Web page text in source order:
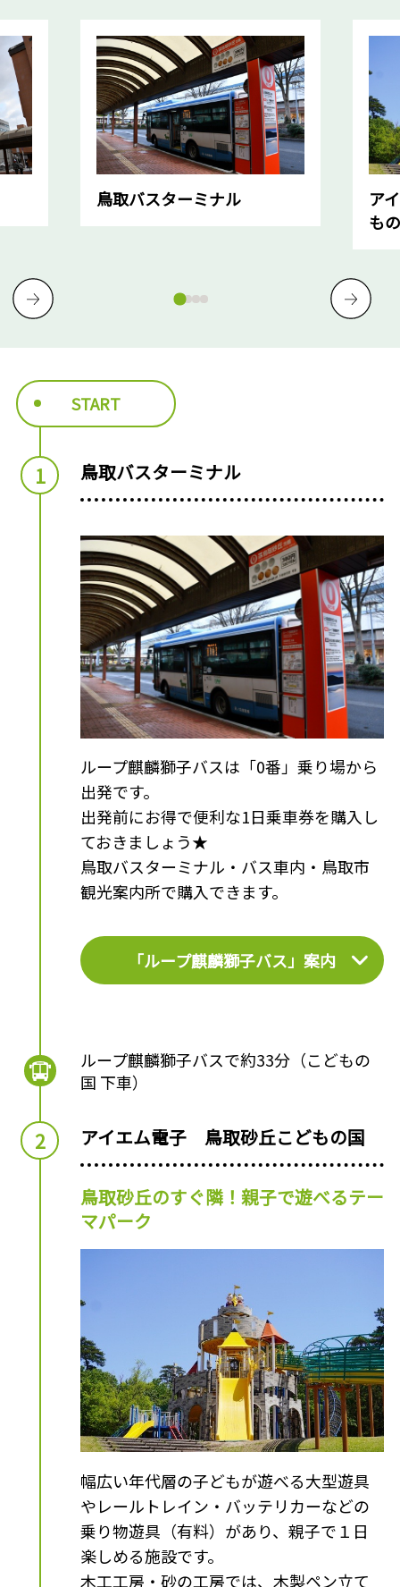
鳥取バスターミナル
ア
も
START
鳥取バスターミナル
ループ麒麟獅子バスは「0番」乗り場から
出発です。
出発前にお得で便利な1日乗車券を購入し
ておきましょう★
鳥取バスターミナル・バス車内・鳥取市
観光案内所で購入できます。
「ループ麒麟獅子バス」案内
ループ麒麟獅子バスで約33分（こどもの
国 下車）
アイエム電子 鳥取砂丘こどもの国
鳥取砂丘のすぐ隣！親子で遊べるテー
マパーク
幅広い年代層の子どもが遊べる大型遊具
やレールトレイン・バッテリカーなどの
乗り物遊具（有料）があり、親子で１日
楽しめる施設です。
木工工房・砂の工房では、木製ペン立て